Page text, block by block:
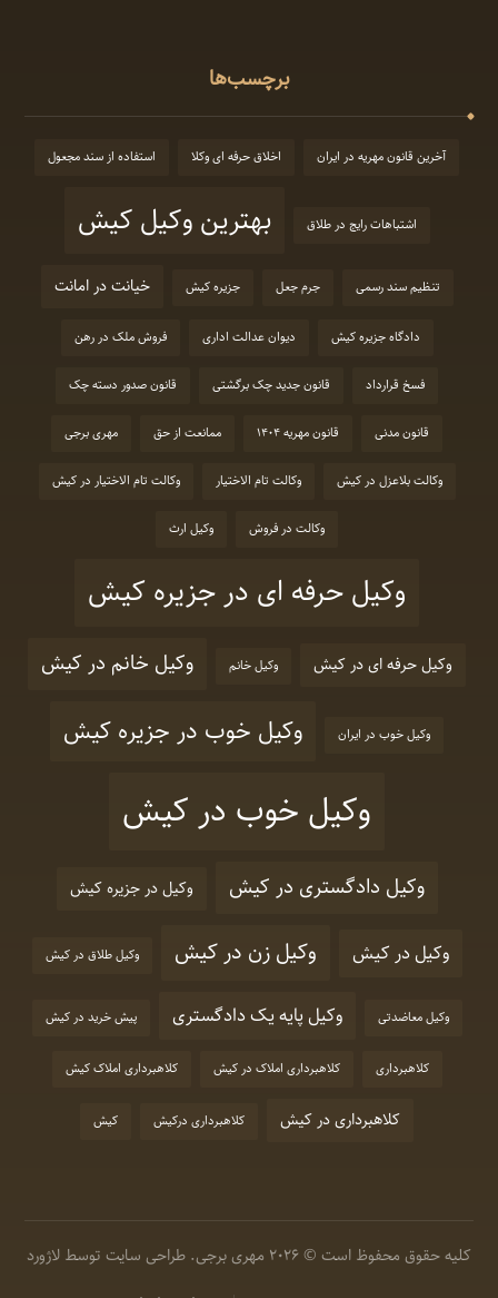
برچسب‌ها
آخرین قانون مهریه در ایران اخلاق حرفه ای وکلا استفاده از سند مجعول
اشتباهات رایج در طلاق بهترین وکیل کیش
تنظیم سند رسمی جرم جعل جزیره کیش خیانت در امانت
دادگاه جزیره کیش دیوان عدالت اداری فروش ملک در رهن
فسخ قرارداد قانون جدید چک برگشتی قانون صدور دسته چک
قانون مدنی قانون مهریه 1404 ممانعت از حق مهری برجی
وکالت بلاعزل در کیش وکالت تام الاختیار وکالت تام الاختیار در کیش
وکالت در فروش وکیل ارث
وکیل حرفه ای در جزیره کیش
وکیل حرفه ای در کیش وکیل خانم وکیل خانم در کیش
وکیل خوب در ایران وکیل خوب در جزیره کیش
وکیل خوب در کیش
وکیل دادگستری در کیش وکیل در جزیره کیش
وکیل در کیش وکیل زن در کیش وکیل طلاق در کیش
وکیل معاضدتی وکیل پایه یک دادگستری پیش خرید در کیش
کلاهبرداری کلاهبرداری املاک در کیش کلاهبرداری املاک کیش
کلاهبرداری در کیش کلاهبرداری درکیش کیش
کلیه حقوق محفوظ است © 2026 مهری برجی. طراحی سایتتوسط لاژورد